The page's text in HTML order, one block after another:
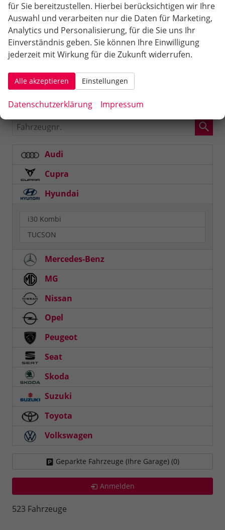
Darmstadt, Worms, Frankfurt, Aschaffenburg,
Würzburg, ist im Umkreis von 50km bis 150km von
Sinsheim entfernt.
Sie können bequem über DB Bahn (Hauptbahnhof
Sinsheim) oder über die Autobahn A6 Abfahrt
Sinsheim 33a anreisen.
Schnellsuche
Fahrzeugnr.
Audi
Cupra
Hyundai
i30 Kombi
TUCSON
Mercedes-Benz
MG
Nissan
Opel
Peugeot
Seat
Skoda
Suzuki
Toyota
Volkswagen
Geparkte Fahrzeuge (Ihre Garage) (0)
Anmelden
523 Fahrzeuge
für Sie bereitzustellen. Hierbei berücksichtigen wir Ihre
Auswahl und verarbeiten nur die Daten für Marketing,
Analytics und Personalisierung, für die Sie uns Ihr
Einverständnis geben. Sie können Ihre Einwilligung
jederzeit mit Wirkung für die Zukunft widerrufen.
Alle akzeptieren Einstellungen
Datenschutzerklärung Impressum